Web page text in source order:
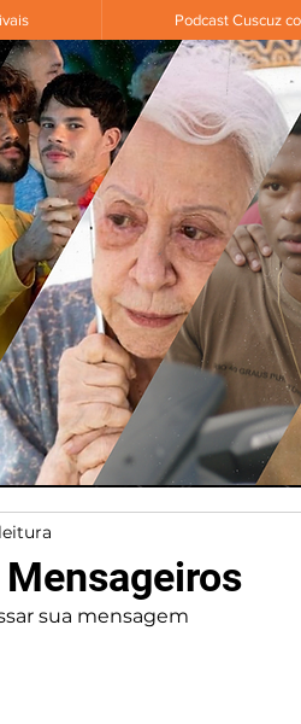
Podcast Cuscuz
sua mensagem